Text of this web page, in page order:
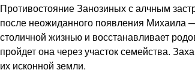
Противостояние Занозиных с алчным
после неожиданного появления Михаила
столичной жизнью и восстанавливает
пройдет она через участок семейства.
их исконной земли.